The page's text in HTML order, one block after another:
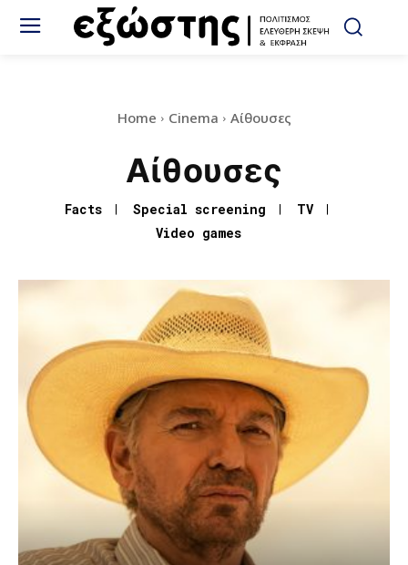
Home Cinema Αίθουσες
Αίθουσες
Facts Special screening
TV
Video games